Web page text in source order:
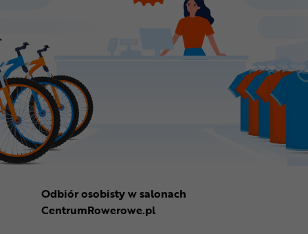
Odbiór osobisty w salonach
CentrumRowerowe.pl